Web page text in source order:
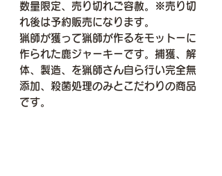
数量限定、売り切れご容赦。※売り切
れ後は予約販売になります。
猟師が獲って猟師が作るをモットーに
作られた鹿ジャーキーです。捕獲、解
体、製造、を猟師さん自ら行い完全無
添加、殺菌処理のみとこだわりの商品
です。